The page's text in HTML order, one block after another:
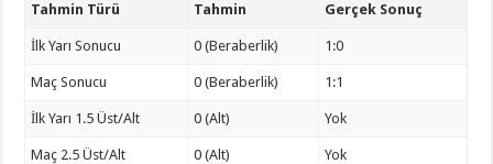
Tahmin Türü Tahmin Gerçek Sonuç
İlk Yarı Sonucu 0 (Beraberlik) 1:0
Maç Sonucu 0 (Beraberlik) 1:1
İlk Yarı 1.5 Üst/Alt 0 (Alt) Yok
Maç 2.5 Üst/Alt 0 (Alt) Yok